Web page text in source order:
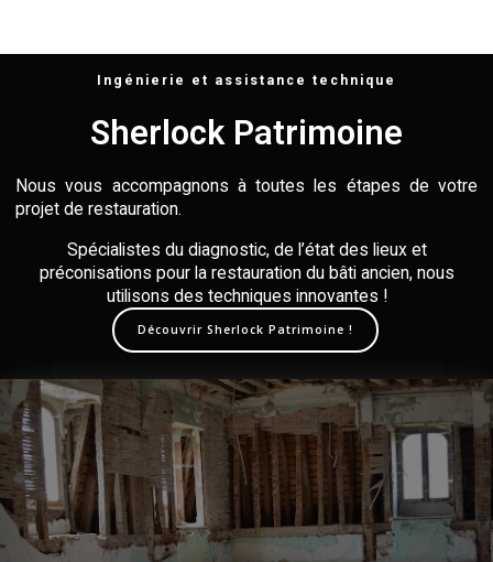
Ingénierie et assistance technique
Sherlock Patrimoine
Nous vous accompagnons à toutes les étapes de votre
projet de restauration.
Spécialistes du diagnostic, de l’état des lieux et
préconisations pour la restauration du bâti ancien, nous
utilisons des techniques innovantes !
Découvrir Sherlock Patrimoine !